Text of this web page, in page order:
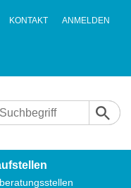
KONTAKT ANMELDEN